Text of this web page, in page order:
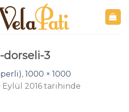
dorseli-3
, 1000 × 1000
Eylül 2016 tarihinde